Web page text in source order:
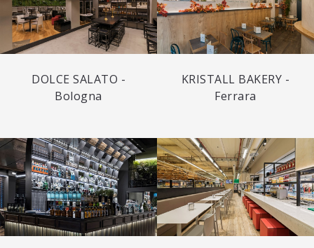
DOLCE SALATO -
Bologna
KRISTALL BAKERY -
Ferrara